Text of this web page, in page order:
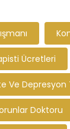
Ücretleri
Ve Depresyon
Doktoru